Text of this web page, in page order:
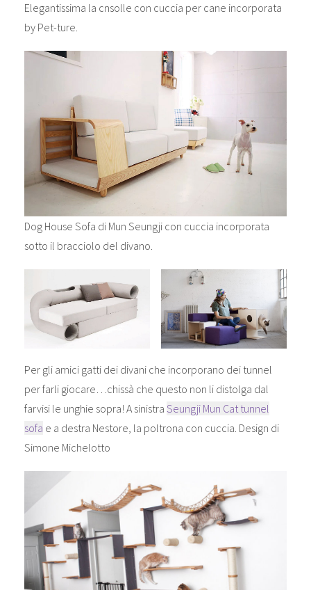
Elegantissima la cnsolle con cuccia per cane incorporata
by Pet-ture.
Dog House Sofa di Mun Seungji con cuccia incorporata
sotto il bracciolo del divano.
Per gli amici gatti dei divani che incorporano dei tunnel
per farli giocare…chissà che questo non li distolga dal
farvisi le unghie sopra! A sinistra Seungji Mun Cat tunnel
sofa e a destra Nestore, la poltrona con cuccia. Design di
Simone Michelotto